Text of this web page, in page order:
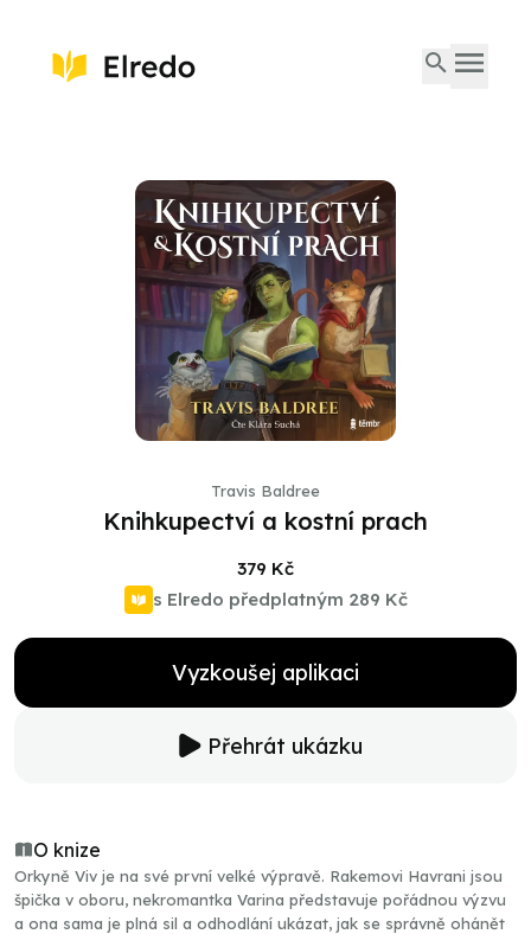
Travis Baldree
Knihkupectví a kostní prach
379 Kč
s Elredo předplatným 289 Kč
Vyzkoušej aplikaci
Přehrát ukázku
O knize
Orkyně Viv je na své první velké výpravě. Rakemovi Havrani jsou
špička v oboru, nekromantka Varina představuje pořádnou výzvu
a ona sama je plná sil a odhodlání ukázat, jak se správně ohánět